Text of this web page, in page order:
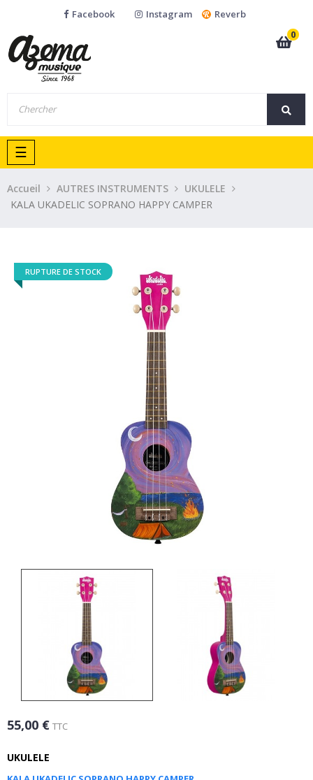
Facebook Instagram
Reverb
0
Basculer
la
navigation
☰
Accueil AUTRES INSTRUMENTS
UKULELE
KALA UKADELIC SOPRANO HAPPY CAMPER
RUPTURE DE STOCK
55,00 € TTC
UKULELE